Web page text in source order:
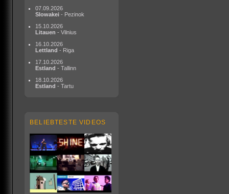
07.09.2026
Slowakei - Pezinok
15.10.2026
Litauen - Vilnius
16.10.2026
Lettland - Riga
17.10.2026
Estland - Tallinn
18.10.2026
Estland - Tartu
BELIEBTESTE VIDEOS